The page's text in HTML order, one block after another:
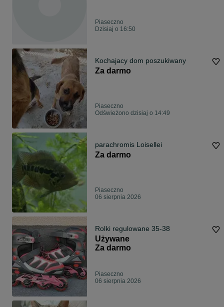
Piaseczno
Dzisiaj o 16:50
Kochajacy dom poszukiwany
Za darmo
Piaseczno
Odświeżono dzisiaj o 14:49
parachromis Loisellei
Za darmo
Piaseczno
06 sierpnia 2026
Rolki regulowane 35-38
Używane
Za darmo
Piaseczno
06 sierpnia 2026